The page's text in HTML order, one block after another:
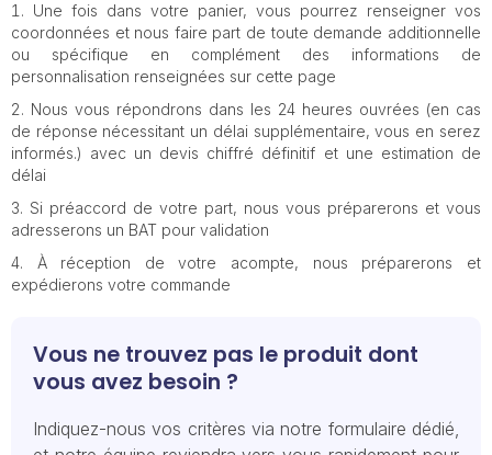
Une fois dans votre panier, vous pourrez renseigner vos
coordonnées et nous faire part de toute demande additionnelle
ou spécifique en complément des informations de
personnalisation renseignées sur cette page
Nous vous répondrons dans les 24 heures ouvrées (en cas
de réponse nécessitant un délai supplémentaire, vous en serez
informés.) avec un devis chiffré définitif et une estimation de
délai
Si préaccord de votre part, nous vous préparerons et vous
adresserons un BAT pour validation
À réception de votre acompte, nous préparerons et
expédierons votre commande
Vous ne trouvez pas le produit dont
vous avez besoin ?
Indiquez-nous vos critères via notre formulaire dédié,